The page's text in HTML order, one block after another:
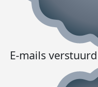
E-mails verstuurd